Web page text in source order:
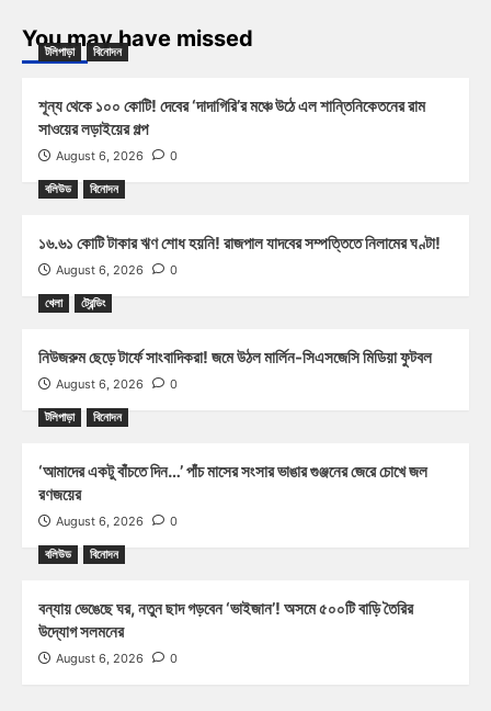
You may have missed
টলিপাড়া বিনোদন
শূন্য থেকে ১০০ কোটি! দেবের ‘দাদাগিরি’র মঞ্চে উঠে এল শান্তিনিকেতনের রাম
সাওয়ের লড়াইয়ের গল্প
August 6, 2026 0
বলিউড বিনোদন
১৬.৬১ কোটি টাকার ঋণ শোধ হয়নি! রাজপাল যাদবের সম্পত্তিতে নিলামের ঘণ্টা!
August 6, 2026 0
খেলা ট্রেন্ডিং
নিউজরুম ছেড়ে টার্ফে সাংবাদিকরা! জমে উঠল মার্লিন-সিএসজেসি মিডিয়া ফুটবল
August 6, 2026 0
টলিপাড়া বিনোদন
‘আমাদের একটু বাঁচতে দিন…’ পাঁচ মাসের সংসার ভাঙার গুঞ্জনের জেরে চোখে জল
রণজয়ের
August 6, 2026 0
বলিউড বিনোদন
বন্যায় ভেঙেছে ঘর, নতুন ছাদ গড়বেন ‘ভাইজান’! অসমে ৫০০টি বাড়ি তৈরির
উদ্যোগ সলমনের
August 6, 2026 0